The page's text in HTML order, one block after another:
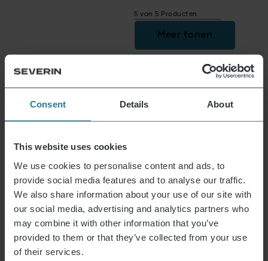
Consent Details About
This website uses cookies
We use cookies to personalise content and ads, to
provide social media features and to analyse our traffic.
We also share information about your use of our site with
our social media, advertising and analytics partners who
may combine it with other information that you’ve
provided to them or that they’ve collected from your use
of their services.
5 van 5 Producten
Meer tonen
Nieuws & Aanbiedingen
Emailadres*
Inloggen